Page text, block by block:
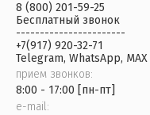
8 (800) 201-59-25
Бесплатный звонок
-----------------------
+7(917) 920-32-71
Telegram, WhatsApp, MAX
прием звонков:
8:00 - 17:00 [пн-пт]
e-mail: